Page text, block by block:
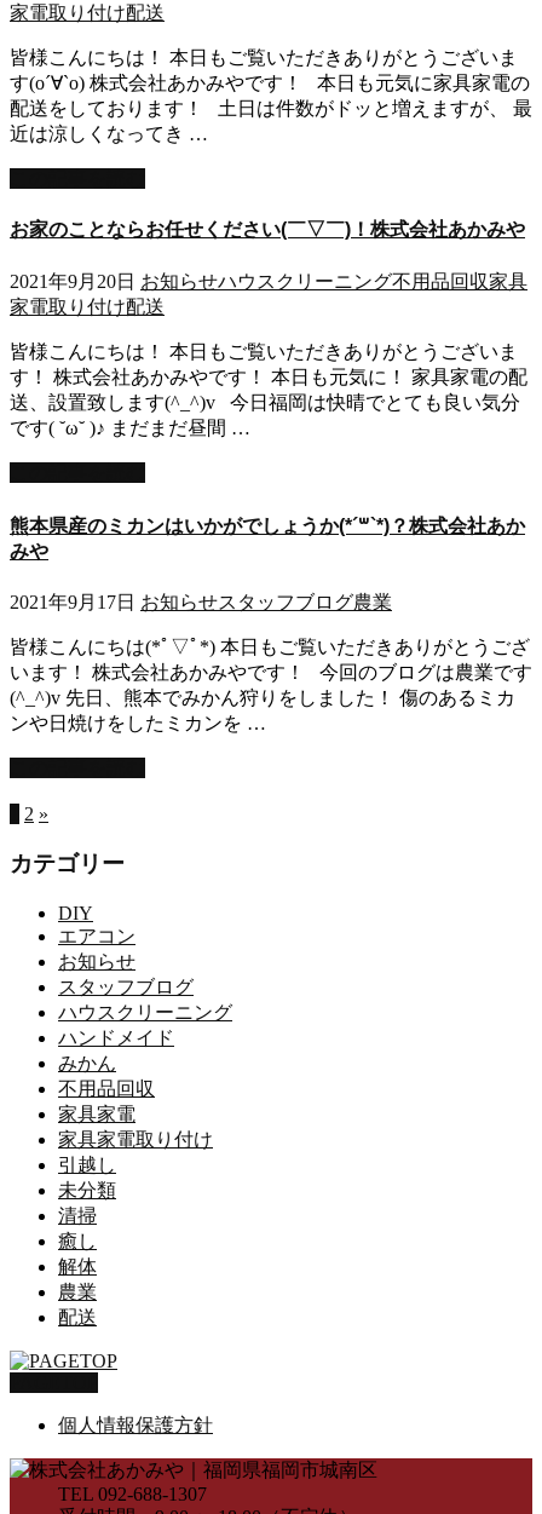
家電取り付け配送
皆様こんにちは！ 本日もご覧いただきありがとうございま
す(о´∀`о) 株式会社あかみやです！ 本日も元気に家具家電の
配送をしております！ 土日は件数がドッと増えますが、 最
近は涼しくなってき …
お家のことならお任せください(￣▽￣)！株式会社あかみや
2021年9月20日 お知らせハウスクリーニング不用品回収家具
家電取り付け配送
皆様こんにちは！ 本日もご覧いただきありがとうございま
す！ 株式会社あかみやです！ 本日も元気に！ 家具家電の配
送、設置致します(^_^)v 今日福岡は快晴でとても良い気分
です( ˘ω˘ )♪ まだまだ昼間 …
熊本県産のミカンはいかがでしょうか(*´꒳`*)？株式会社あか
みや
2021年9月17日 お知らせスタッフブログ農業
皆様こんにちは(*ﾟ▽ﾟ*) 本日もご覧いただきありがとうござ
います！ 株式会社あかみやです！ 今回のブログは農業です
(^_^)v 先日、熊本でみかん狩りをしました！ 傷のあるミカ
ンや日焼けをしたミカンを …
2 »
カテゴリー
DIY
エアコン
お知らせ
スタッフブログ
ハウスクリーニング
ハンドメイド
みかん
不用品回収
家具家電
家具家電取り付け
引越し
未分類
清掃
癒し
解体
農業
配送
個人情報保護方針
TEL 092-688-1307